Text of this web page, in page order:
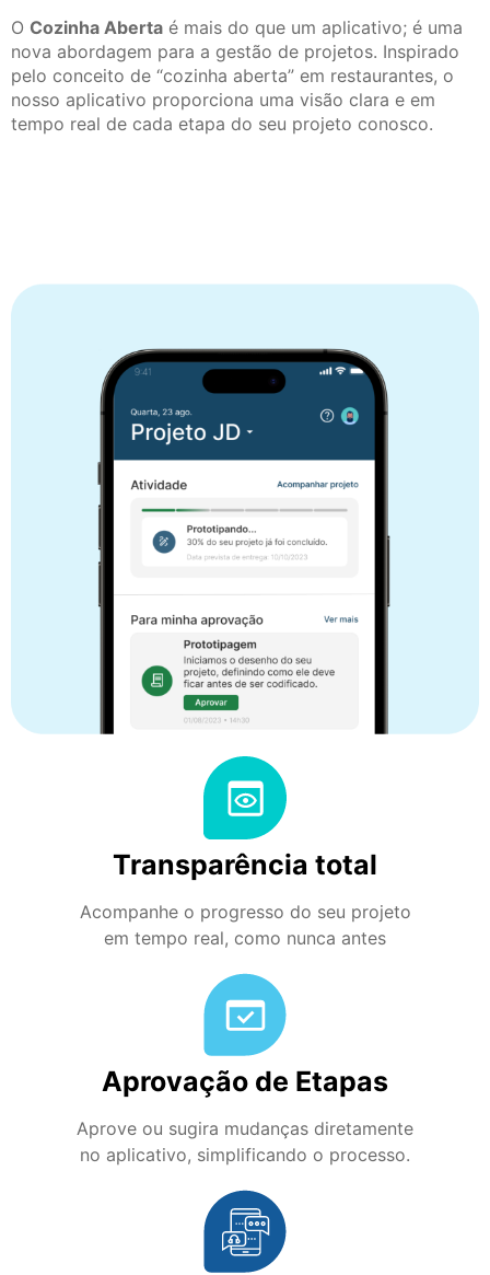
O Cozinha Aberta é mais do que um aplicativo; é uma
nova abordagem para a gestão de projetos. Inspirado
pelo conceito de “cozinha aberta” em restaurantes, o
nosso aplicativo proporciona uma visão clara e em
tempo real de cada etapa do seu projeto conosco.
Transparência total
Acompanhe o progresso do seu projeto
em tempo real, como nunca antes
Aprovação de Etapas
Aprove ou sugira mudanças diretamente
no aplicativo, simplificando o processo.